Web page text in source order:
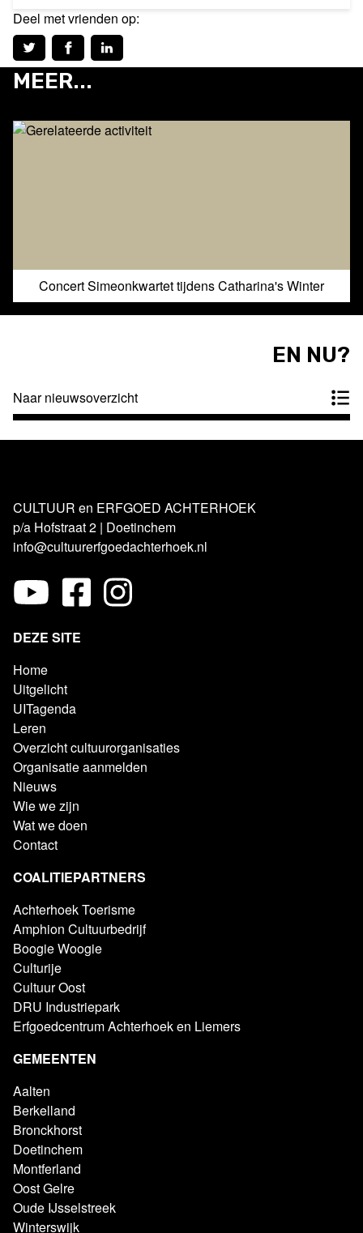
Deel met vrienden op:
MEER...
Concert Simeonkwartet tijdens Catharina's Winter
EN NU?
Naar nieuwsoverzicht
CULTUUR en ERFGOED ACHTERHOEK
p/a Hofstraat 2 | Doetinchem
info@cultuurerfgoedachterhoek.nl
DEZE SITE
Home
Uitgelicht
UITagenda
Leren
Overzicht cultuurorganisaties
Organisatie aanmelden
Nieuws
Wie we zijn
Wat we doen
Contact
COALITIEPARTNERS
Achterhoek Toerisme
Amphion Cultuurbedrijf
Boogie Woogie
Culturije
Cultuur Oost
DRU Industriepark
Erfgoedcentrum Achterhoek en Liemers
GEMEENTEN
Aalten
Berkelland
Bronckhorst
Doetinchem
Montferland
Oost Gelre
Oude IJsselstreek
Winterswijk